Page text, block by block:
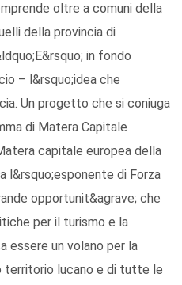
oltre a comuni della
della provincia di
in fondo
– l&rsquo;idea che
Un progetto che si coniuga
di Matera Capitale
capitale europea della
l&rsquo;esponente di Forza
opportunit&agrave; che
per il turismo e la
essere un volano per la
territorio lucano e di tutte le